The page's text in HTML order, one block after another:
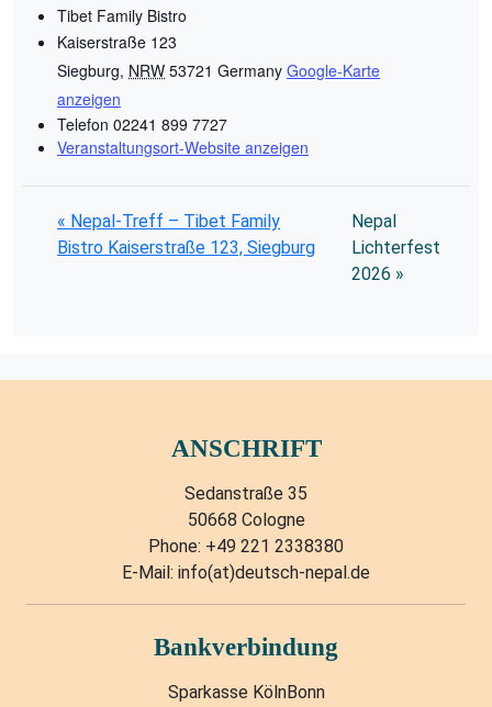
Tibet Family Bistro
Kaiserstraße 123
Siegburg, NRW 53721 Germany Google-Karte
anzeigen
Telefon 02241 899 7727
Veranstaltungsort-Website anzeigen
« Nepal-Treff – Tibet Family
Bistro Kaiserstraße 123, Siegburg
Nepal
Lichterfest
2026 »
ANSCHRIFT
Sedanstraße 35
50668 Cologne
Phone: +49 221 2338380
E-Mail: info(at)deutsch-nepal.de
Bankverbindung
Sparkasse KölnBonn